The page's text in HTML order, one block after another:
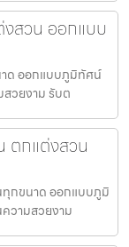
สวน ออกแบบ
ด ออกแบบภูมิทัศน์
สวยงาม รับต
ตกแต่งสวน
กขนาด ออกแบบภูมิ
วามสวยงาม